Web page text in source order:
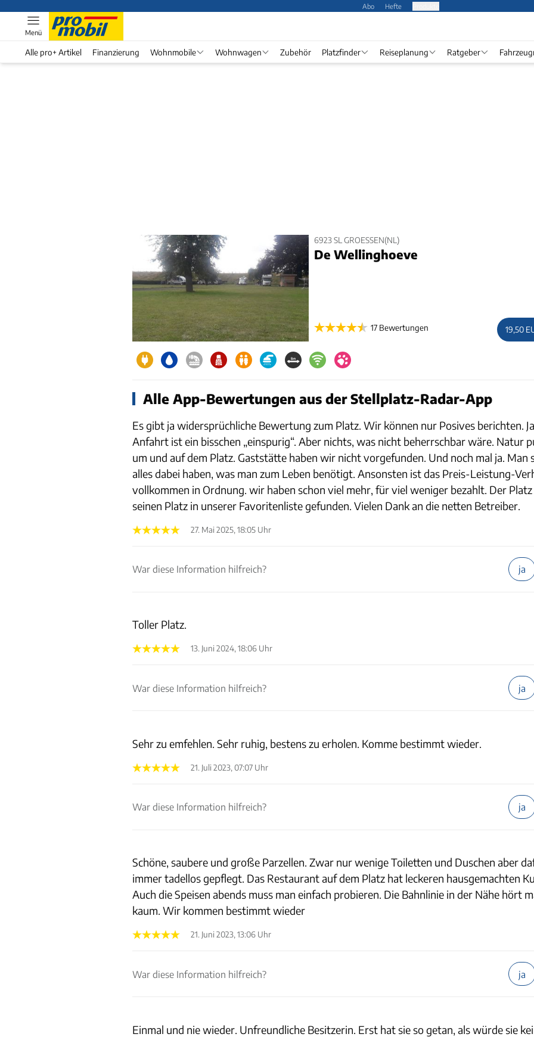
Abo Hefte
Menü
Alle pro+ Artikel Finanzierung Wohnmobile Wohnwagen Zubehör Platzfinder Reiseplanung Ratgeber
6923 SL GROESSEN(NL)
De Wellinghoeve
17 Bewertungen 19,50
Alle App-Bewertungen aus der Stellplatz-Radar-App
Es gibt ja widersprüchliche Bewertung zum Platz. Wir können nur Posives berichten.
Anfahrt ist ein bisschen „einspurig“. Aber nichts, was nicht beherrschbar wäre. Natur
um und auf dem Platz. Gaststätte haben wir nicht vorgefunden. Und noch mal ja. Man
alles dabei haben, was man zum Leben benötigt. Ansonsten ist das Preis-Leistung-
vollkommen in Ordnung. wir haben schon viel mehr, für viel weniger bezahlt. Der
seinen Platz in unserer Favoritenliste gefunden. Vielen Dank an die netten Betreiber.
27. Mai 2025, 18:05 Uhr
War diese Information hilfreich? ja
Toller Platz.
13. Juni 2024, 18:06 Uhr
War diese Information hilfreich? ja
Sehr zu emfehlen. Sehr ruhig, bestens zu erholen. Komme bestimmt wieder.
21. Juli 2023, 07:07 Uhr
War diese Information hilfreich? ja
Schöne, saubere und große Parzellen. Zwar nur wenige Toiletten und Duschen aber
immer tadellos gepflegt. Das Restaurant auf dem Platz hat leckeren hausgemachten
Auch die Speisen abends muss man einfach probieren. Die Bahnlinie in der Nähe hört
kaum. Wir kommen bestimmt wieder
21. Juni 2023, 13:06 Uhr
War diese Information hilfreich? ja
Einmal und nie wieder. Unfreundliche Besitzerin. Erst hat sie so getan, als würde sie